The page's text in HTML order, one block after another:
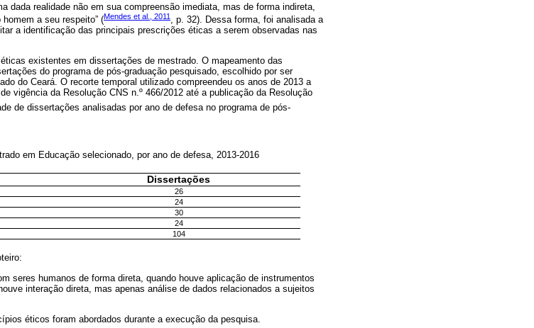
dada realidade não em sua compreensão imediata, mas de forma indireta,
a seu respeito” (Mendes et al., 2011 , p. 32). Dessa forma, foi analisada a
a identificação das principais prescrições éticas a serem observadas nas
existentes em dissertações de mestrado. O mapeamento das
do programa de pós-graduação pesquisado, escolhido por ser
do Ceará. O recorte temporal utilizado compreendeu os anos de 2013 a
vigência da Resolução CNS n.º 466/2012 até a publicação da Resolução
de dissertações analisadas por ano de defesa no programa de pós-
em Educação selecionado, por ano de defesa, 2013-2016
Dissertações
26
24
30
24
104
seres humanos de forma direta, quando houve aplicação de instrumentos
interação direta, mas apenas análise de dados relacionados a sujeitos
éticos foram abordados durante a execução da pesquisa.